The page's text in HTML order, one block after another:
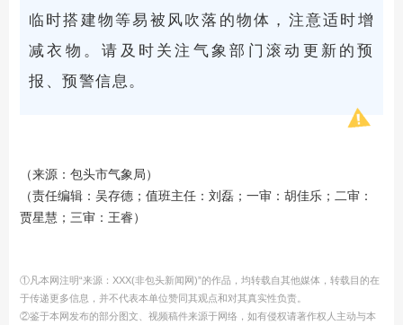
临时搭建物等易被风吹落的物体，注意适时增
减衣物。请及时关注气象部门滚动更新的预
报、预警信息。
（来源：包头市气象局）
（责任编辑：吴存德；值班主任：刘磊；一审：胡佳乐；二审：
贾星慧；三审：王睿）
①凡本网注明“来源：XXX(非包头新闻网)”的作品，均转载自其他媒体，转载目的在
于传递更多信息，并不代表本单位赞同其观点和对其真实性负责。
②鉴于本网发布的部分图文、视频稿件来源于网络，如有侵权请著作权人主动与本